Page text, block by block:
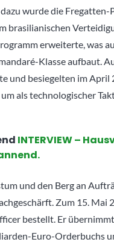
wurde die
brasilianischen
erweiterte, was
Klasse aufbaut.
und besiegelten im
als technologischer
INTERVIEW –
und den Berg an
Zum 15. Mai
bestellt. Er
Euro-Orderbuchs